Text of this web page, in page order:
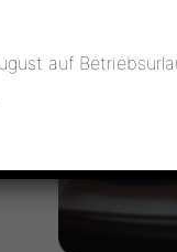
auf
Feiern –
ganz